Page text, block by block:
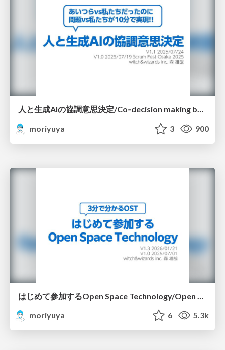
moriyuya
3 900
はじめて参加するOpen Space Technology/Open Space Technology : a Simplified introduction
moriyuya
6 5.3k